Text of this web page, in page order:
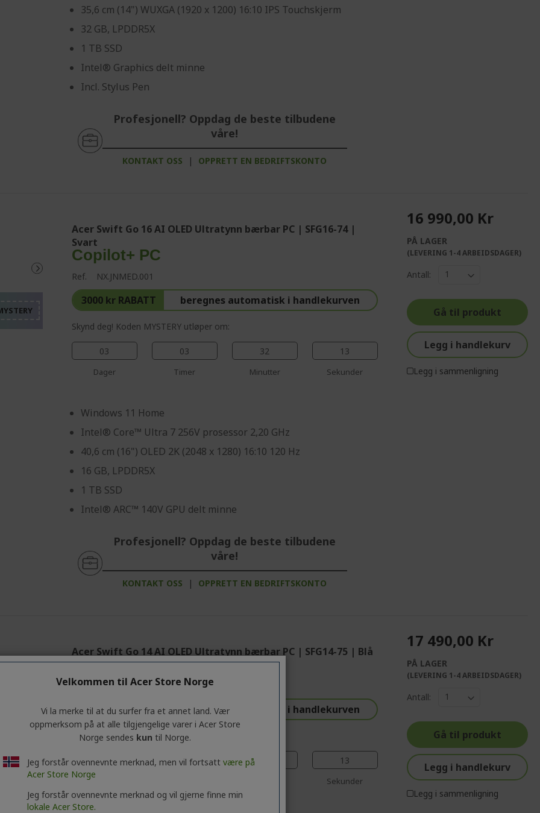
35,6 cm (14") WUXGA (1920 x 1200) 16:10 IPS Touchskjerm
32 GB, LPDDR5X
1 TB SSD
Intel® Graphics delt minne
Incl. Stylus Pen
Profesjonell? Oppdag de beste tilbudene
våre!
KONTAKT OSS | OPPRETT EN BEDRIFTSKONTO
Acer Swift Go 16 AI OLED Ultratynn bærbar PC | SFG16-74 |
Svart
Copilot+ PC
Ref. NX.JNMED.001
3000 kr RABATT beregnes automatisk i handlekurven
Skynd deg! Koden MYSTERY utløper om:
03
Dager
03
Timer
32
Minutter
12
Sekunder
Windows 11 Home
Intel® Core™ Ultra 7 256V prosessor 2,20 GHz
40,6 cm (16") OLED 2K (2048 x 1280) 16:10 120 Hz
16 GB, LPDDR5X
1 TB SSD
Intel® ARC™ 140V GPU delt minne
Profesjonell? Oppdag de beste tilbudene
våre!
KONTAKT OSS | OPPRETT EN BEDRIFTSKONTO
16 990,00 Kr
PÅ LAGER
(LEVERING 1-4 ARBEIDSDAGER)
Antall:
Gå til produkt
Legg i handlekurv
Legg i sammenligning
Acer Swift Go 14 AI OLED Ultratynn bærbar PC | SFG14-75 | Blå
Copilot+ PC
Ref. NX.JNBED.005
6000 kr RABATT beregnes automatisk i handlekurven
Skynd deg! Koden MYSTERY utløper om:
03
Dager
03 12
Sekunder
17 490,00 Kr
PÅ LAGER
(LEVERING 1-4 ARBEIDSDAGER)
Antall:
Gå til produkt
Legg i handlekurv
Legg i sammenligning
Velkommen til Acer Store Norge
Vi la merke til at du surfer fra et annet land. Vær
oppmerksom på at alle tilgjengelige varer i Acer Store
Norge sendes kun til Norge.
Jeg forstår ovennevnte merknad, men vil fortsatt være på
Acer Store Norge
Jeg forstår ovennevnte merknad og vil gjerne finne min
lokale Acer Store.